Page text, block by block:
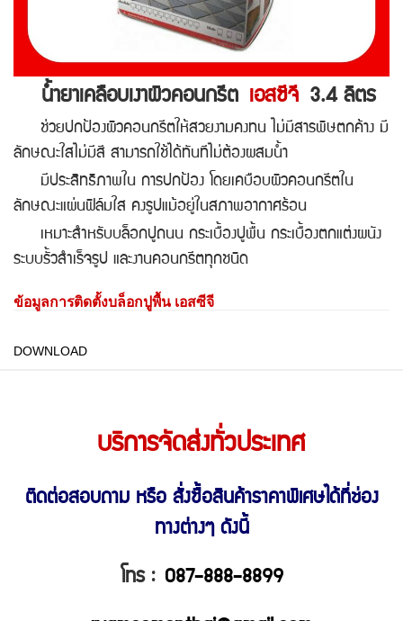
น้ำยาเคลือบเงาผิวคอนกรีต เอสซีจี 3.4 ลิตร
ช่วยปกป้องผิวคอนกรีตให้สวยงามคงทน ไม่มีสารพิษตกค้าง มี
ลักษณะใสไม่มีสี สามารถใช้ได้ทันทีไม่ต้องผสมน้ำ
มีประสิทธิภาพใน การปกป้อง โดยเคบือบผิวคอนกรีตใน
ลักษณะแผ่นฟิล์มใส คงรูปแม้อยู่ในสภาพอากาศร้อน
เหมาะสำหรับบล็อกปูถนน กระเบื้องปูพื้น กระเบื้องตกแต่งผนัง
ระบบรั้วสำเร็จรูป และงานคอนกรีตทุกชนิด
ข้อมูลการติดตั้งบล็อกปูพื้น เอสซีจี
DOWNLOAD
บริการจัดส่งทั่วประเทศ
ติดต่อสอบถาม หรือ สั่งซื้อสินค้าราคาพิเศษได้ที่ช่อง
ทางต่างๆ ดังนี้
โทร : 087-888-8899